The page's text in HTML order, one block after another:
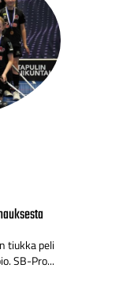
tiukka peli
SB-Pro...